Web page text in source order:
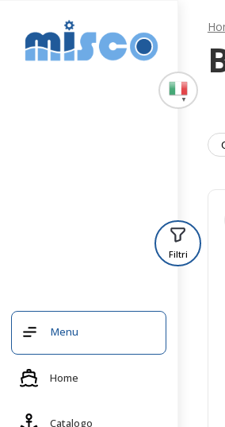
alla
navigazione
al
contenuto
▼
Filtri
Menu
Home
Catalogo